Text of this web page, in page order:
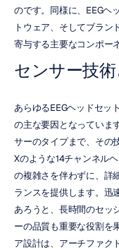
のです。同様に、EEGヘ
トウェア、そしてブラン
寄与する主要なコンポー
センサー技
あらゆるEEGヘッドセッ
の主な要因となっていま
サーのタイプまで、その
Xのような14チャンネル
の複雑さを伴わずに、詳
ランスを提供します。迅
あろうと、長時間のセッ
ーの品質も重要な役割を
ア設計は、アーチファク